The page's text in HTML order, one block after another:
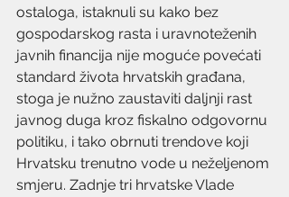
ostaloga, istaknuli su kako bez
gospodarskog rasta i uravnoteženih
javnih financija nije moguće povećati
standard života hrvatskih građana,
stoga je nužno zaustaviti daljnji rast
javnog duga kroz fiskalno odgovornu
politiku, i tako obrnuti trendove koji
Hrvatsku trenutno vode u neželjenom
smjeru. Zadnje tri hrvatske Vlade